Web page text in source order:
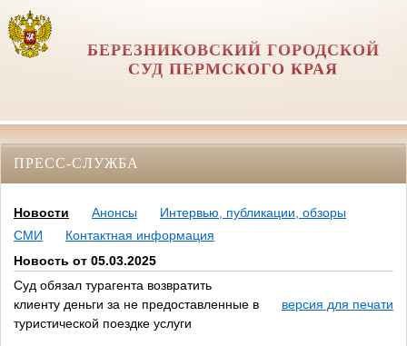
БЕРЕЗНИКОВСКИЙ ГОРОДСКОЙ
СУД ПЕРМСКОГО КРАЯ
ПРЕСС-СЛУЖБА
Новости Анонсы
Интервью, публикации, обзоры
СМИ
Контактная информация
Новость от 05.03.2025
Суд обязал турагента возвратить
клиенту деньги за не предоставленные в
туристической поездке услуги
версия для печати